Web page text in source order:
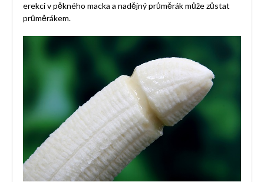
erekci v pěkného macka a nadějný průměrák může zůstat
průměrákem.